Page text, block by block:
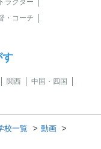
ラクター
・コーチ
す
関西
中国・四国
校一覧
動画